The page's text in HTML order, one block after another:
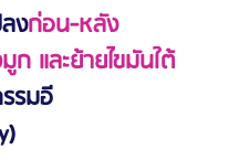
งก่อน-หลัง
ก และย้ายไขมันใต้
รมอี